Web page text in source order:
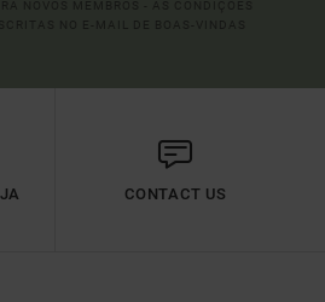
CONTACT US